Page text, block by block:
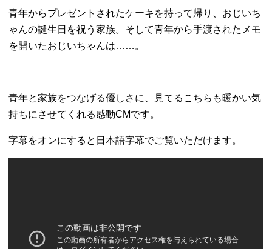
青年からプレゼントされたケーキを持って帰り、おじいち
ゃんの誕生日を祝う家族。そして青年から手渡されたメモ
を開いたおじいちゃんは……。
青年と家族をつなげる優しさに、見てるこちらも暖かい気
持ちにさせてくれる感動CMです。
字幕をオンにすると日本語字幕でご覧いただけます。